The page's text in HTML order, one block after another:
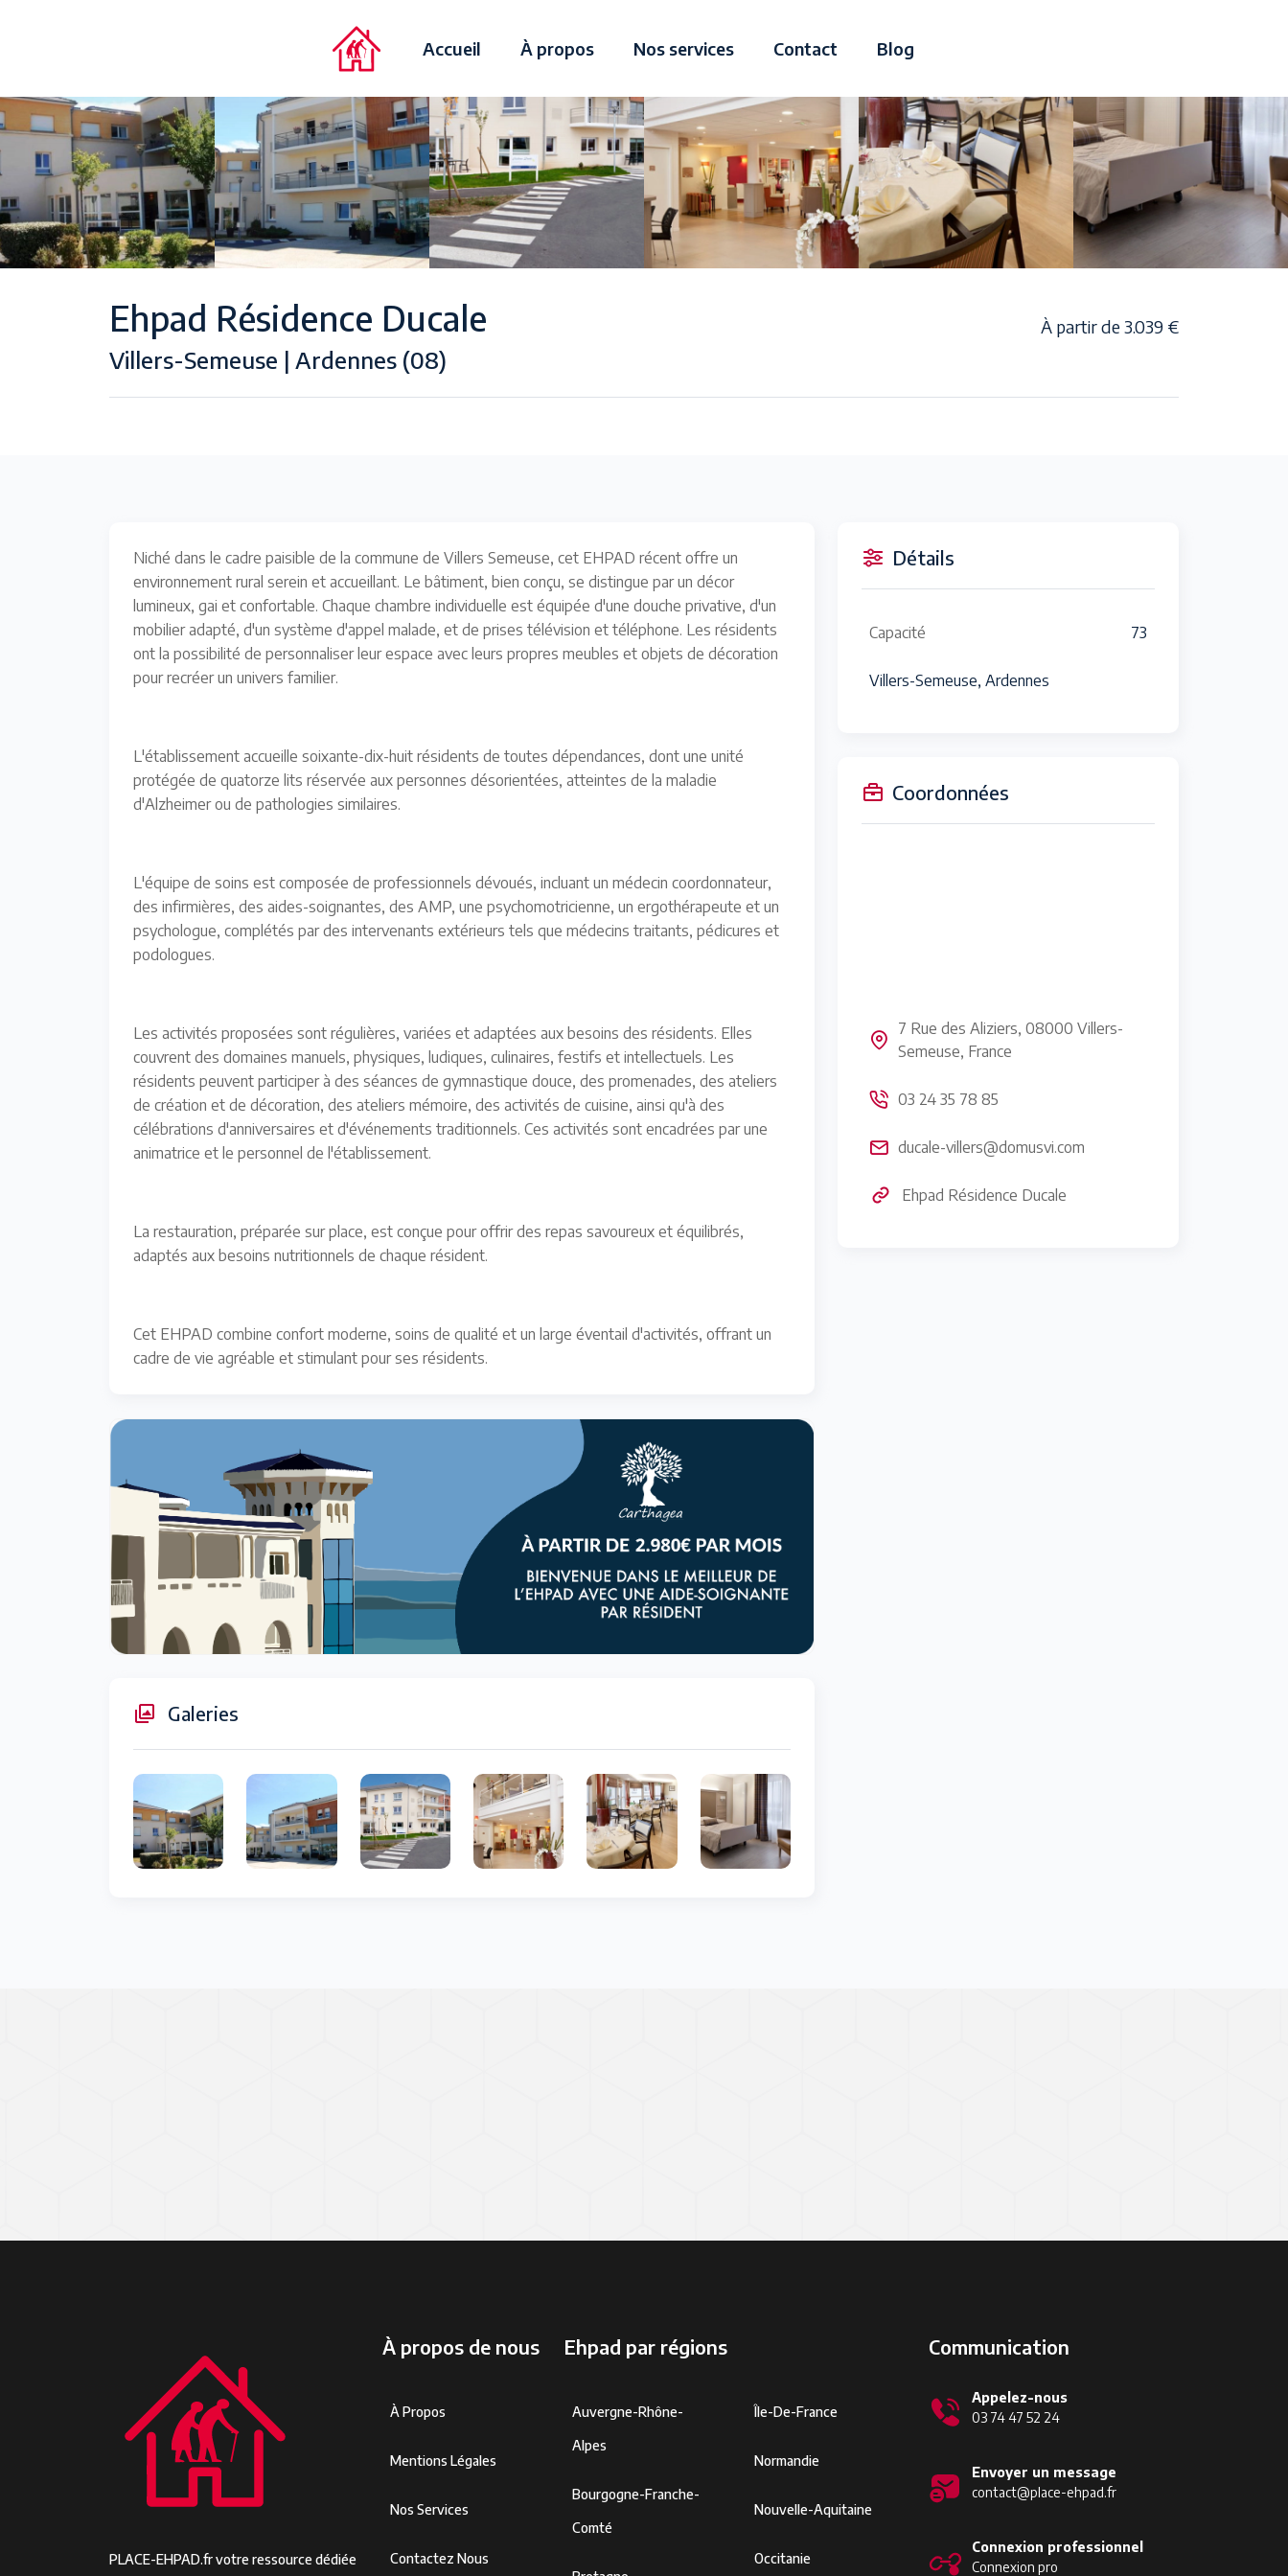
Accueil À propos Nos services Contact Blog
Ehpad Résidence Ducale
Villers-Semeuse | Ardennes (08)
À partir de 3.039 €
Niché dans le cadre paisible de la commune de Villers Semeuse, cet EHPAD récent offre un
environnement rural serein et accueillant. Le bâtiment, bien conçu, se distingue par un décor
lumineux, gai et confortable. Chaque chambre individuelle est équipée d'une douche privative, d'un
mobilier adapté, d'un système d'appel malade, et de prises télévision et téléphone. Les résidents
ont la possibilité de personnaliser leur espace avec leurs propres meubles et objets de décoration
pour recréer un univers familier.
L'établissement accueille soixante-dix-huit résidents de toutes dépendances, dont une unité
protégée de quatorze lits réservée aux personnes désorientées, atteintes de la maladie
d'Alzheimer ou de pathologies similaires.
L'équipe de soins est composée de professionnels dévoués, incluant un médecin coordonnateur,
des infirmières, des aides-soignantes, des AMP, une psychomotricienne, un ergothérapeute et un
psychologue, complétés par des intervenants extérieurs tels que médecins traitants, pédicures et
podologues.
Les activités proposées sont régulières, variées et adaptées aux besoins des résidents. Elles
couvrent des domaines manuels, physiques, ludiques, culinaires, festifs et intellectuels. Les
résidents peuvent participer à des séances de gymnastique douce, des promenades, des ateliers
de création et de décoration, des ateliers mémoire, des activités de cuisine, ainsi qu'à des
célébrations d'anniversaires et d'événements traditionnels. Ces activités sont encadrées par une
animatrice et le personnel de l'établissement.
La restauration, préparée sur place, est conçue pour offrir des repas savoureux et équilibrés,
adaptés aux besoins nutritionnels de chaque résident.
Cet EHPAD combine confort moderne, soins de qualité et un large éventail d'activités, offrant un
cadre de vie agréable et stimulant pour ses résidents.
Galeries
Détails
Capacité 73
Villers-Semeuse, Ardennes
Coordonnées
7 Rue des Aliziers, 08000 Villers-
Semeuse, France
03 24 35 78 85
ducale-villers@domusvi.com
Ehpad Résidence Ducale
PLACE-EHPAD.fr votre ressource dédiée
À propos de nous
À Propos
Mentions Légales
Nos Services
Contactez Nous
Ehpad par régions
Auvergne-Rhône-
Alpes
Bourgogne-Franche-
Comté
Île-De-France
Normandie
Nouvelle-Aquitaine
Occitanie
Communication
Appelez-nous
03 74 47 52 24
Envoyer un message
contact@place-ehpad.fr
Connexion professionnel
Connexion pro